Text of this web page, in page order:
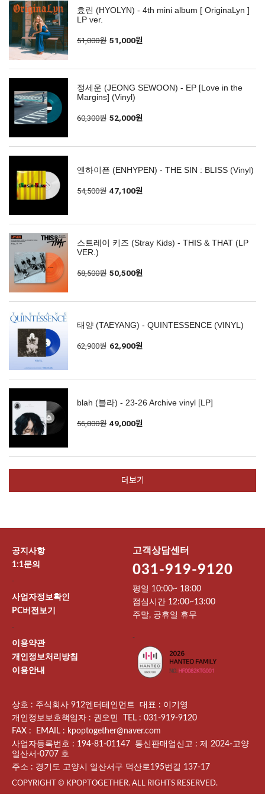
효린 (HYOLYN) - 4th mini album [ OriginaLyn ]
LP ver.
51,000원 51,000원
정세운 (JEONG SEWOON) - EP [Love in the
Margins] (Vinyl)
60,300원 52,000원
엔하이픈 (ENHYPEN) - THE SIN : BLISS (Vinyl)
54,500원 47,100원
스트레이 키즈 (Stray Kids) - THIS & THAT (LP
VER.)
58,500원 50,500원
태양 (TAEYANG) - QUINTESSENCE (VINYL)
62,900원 62,900원
blah (블라) - 23-26 Archive vinyl [LP]
56,800원 49,000원
더보기
공지사항
1:1문의
-
사업자정보확인
PC버전보기
-
이용약관
개인정보처리방침
이용안내
고객상담센터
031-919-9120
평일 10:00~ 18:00
점심시간 12:00~13:00
주말, 공휴일 휴무
-
상호 : 주식회사 912엔터테인먼트 대표 : 이기영
개인정보보호책임자 : 권오민 TEL : 031-919-9120
FAX : EMAIL : kpoptogether@naver.com
사업자등록번호 : 194-81-01147 통신판매업신고 : 제 2024-고양
일산서-0707 호
주소 : 경기도 고양시 일산서구 덕산로195번길 137-17
COPYRIGHT © KPOPTOGETHER. ALL RIGHTS RESERVED.